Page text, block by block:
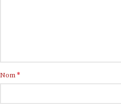
Nom *